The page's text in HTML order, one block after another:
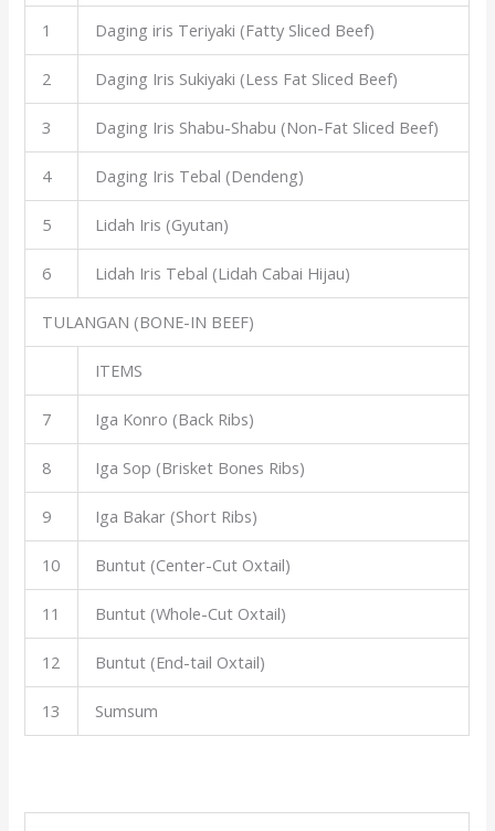
1 Daging iris Teriyaki (Fatty Sliced Beef)
2 Daging Iris Sukiyaki (Less Fat Sliced Beef)
3 Daging Iris Shabu-Shabu (Non-Fat Sliced Beef)
4 Daging Iris Tebal (Dendeng)
5 Lidah Iris (Gyutan)
6 Lidah Iris Tebal (Lidah Cabai Hijau)
TULANGAN (BONE-IN BEEF)
ITEMS
7 Iga Konro (Back Ribs)
8 Iga Sop (Brisket Bones Ribs)
9 Iga Bakar (Short Ribs)
10 Buntut (Center-Cut Oxtail)
11 Buntut (Whole-Cut Oxtail)
12 Buntut (End-tail Oxtail)
13 Sumsum